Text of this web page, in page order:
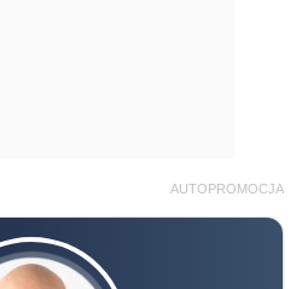
AUTOPROMOCJA